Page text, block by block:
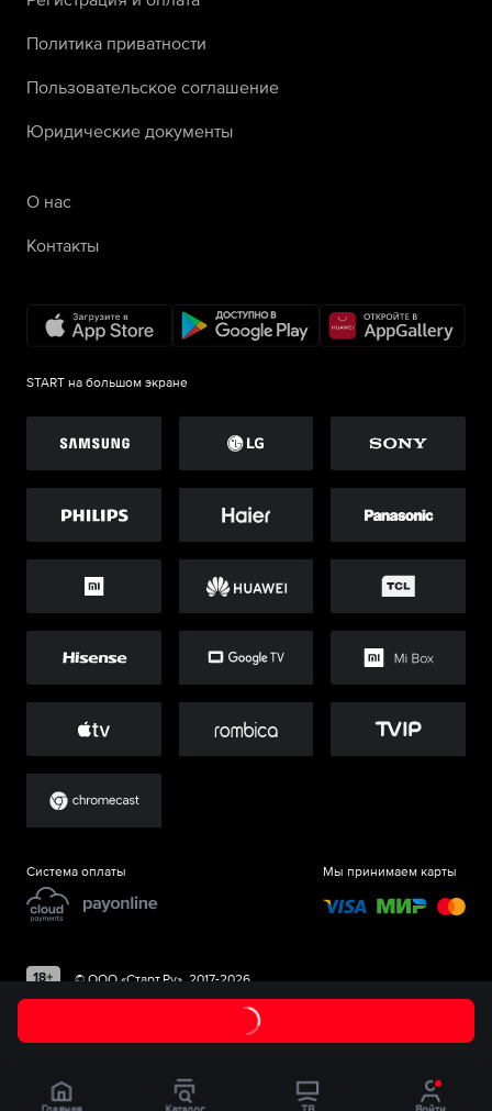
Политика приватности
Пользовательское соглашение
Юридические документы
О нас
Контакты
START на большом экране
Система оплаты Мы принимаем карты
©ООО «Старт.Ру», 2017-2026